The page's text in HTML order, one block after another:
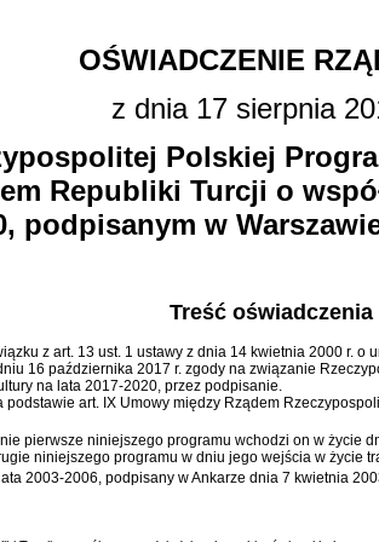
OŚWIADCZENIE
z dnia 17 sierpnia
Polskiej
Republiki Turcji o
podpisanym w
Treść oświadczenia
z art. 13 ust. 1 ustawy z dnia 14 kwietnia 2000 r. o
16 października 2017 r. zgody na związanie
na lata 2017-2020, przez podpisanie.
podstawie art. IX Umowy między Rządem
pierwsze niniejszego programu wchodzi on w życie
niniejszego programu w dniu jego wejścia w życie
2003-2006, podpisany w Ankarze dnia 7 kwietnia